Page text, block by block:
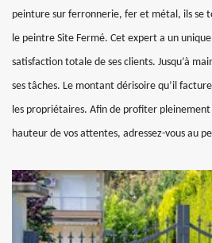
peinture sur ferronnerie, fer et métal, ils se
le peintre Site Fermé. Cet expert a un
satisfaction totale de ses clients. Jusqu’à
ses tâches. Le montant dérisoire qu’il
les propriétaires. Afin de profiter pleinement
hauteur de vos attentes, adressez-vous au